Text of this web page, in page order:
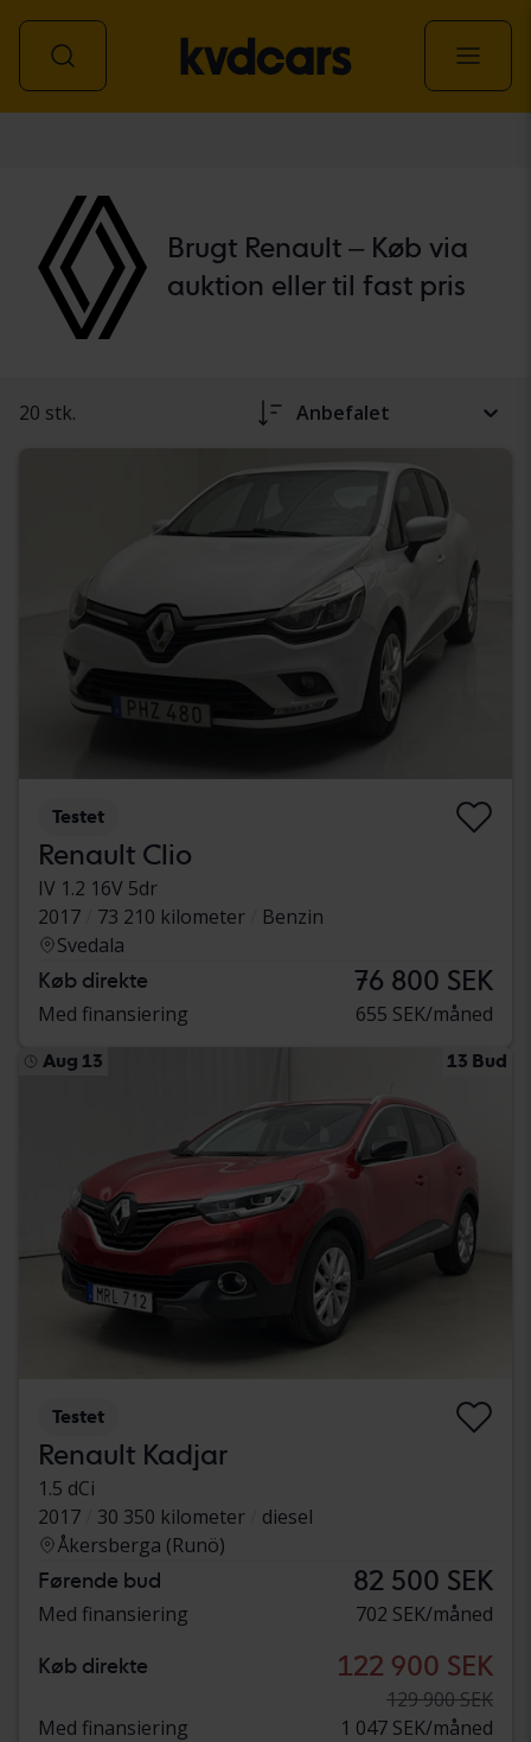
Brugt Renault – Køb via
auktion eller til fast pris
20 stk. Anbefalet
Testet
Renault Clio
IV 1.2 16V 5dr
2017
73 210 kilometer
Benzin
Svedala
Køb direkte 76 800 SEK
Med finansiering 655 SEK/måned
Aug 13 13 Bud
Testet
Renault Kadjar
1.5 dCi
2017
30 350 kilometer
diesel
Åkersberga (Runö)
Førende bud 82 500 SEK
Med finansiering 702 SEK/måned
Køb direkte 122 900 SEK
129 900 SEK
Med finansiering
1 047 SEK/måned